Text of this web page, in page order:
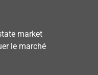
market
le marché